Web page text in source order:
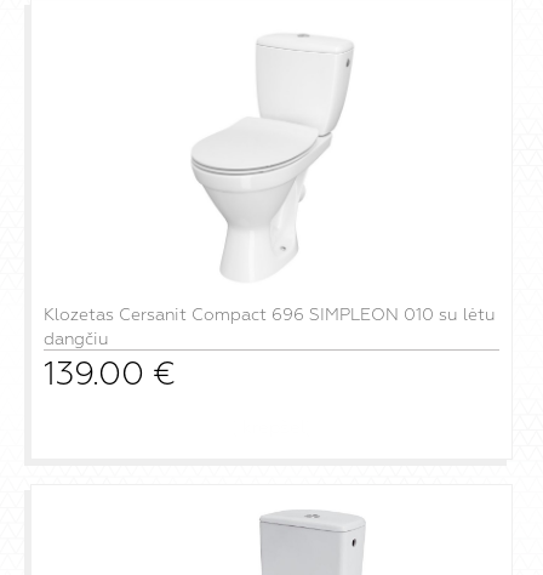
Klozetas Cersanit Compact 696 SIMPLEON 010 su lėtu
dangčiu
139.00 €